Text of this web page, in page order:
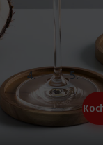
slide
2.
slide
3.
slide
4.
1 Glas
Ananas